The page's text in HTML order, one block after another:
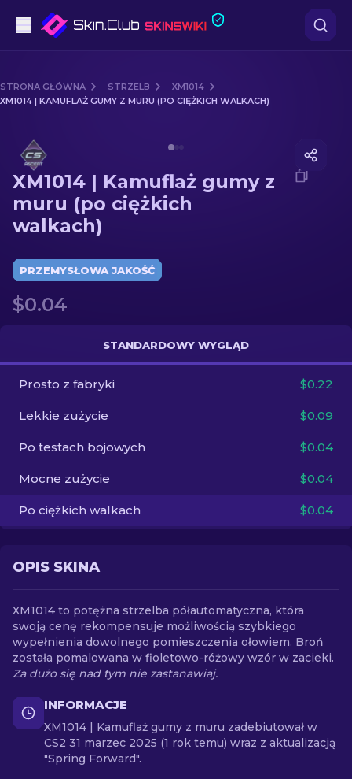
Średni poziom
karabinów snajperskich
Noże
rękawiczek
Skrzynki
PL
STRONA GŁÓWNA STRZELB
XM1014
XM1014 | KAMUFLAŻ GUMY Z MURU (PO CIĘŻKICH WALKACH)
XM1014 | Kamuflaż gumy z
muru (po ciężkich
walkach)
PRZEMYSŁOWA JAKOŚĆ
$0.04
STANDARDOWY WYGLĄD
Prosto z fabryki $0.22
Lekkie zużycie $0.09
Po testach bojowych $0.04
Mocne zużycie $0.04
Po ciężkich walkach $0.04
OPIS SKINA
XM1014 to potężna strzelba półautomatyczna, która
swoją cenę rekompensuje możliwością szybkiego
wypełnienia dowolnego pomieszczenia ołowiem. Broń
została pomalowana w fioletowo-różowy wzór w zacieki.
Za dużo się nad tym nie zastanawiaj.
INFORMACJE
XM1014 | Kamuflaż gumy z muru zadebiutował w
CS2 31 marzec 2025 (1 rok temu) wraz z aktualizacją
"Spring Forward".